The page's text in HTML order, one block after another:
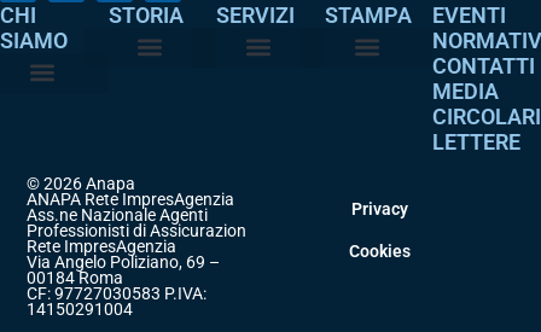
CHI
SIAMO
STORIA SERVIZI STAMPA
EVENTI
CONTATTI
MEDIA
CIRCOLARI
LETTERE
© 2026 Anapa
ANAPA Rete ImpresAgenzia
Ass.ne Nazionale Agenti
Professionisti di Assicurazione
Rete ImpresAgenzia
Via Angelo Poliziano, 69 –
00184 Roma
CF: 97727030583 P.IVA:
14150291004
Privacy
Cookies